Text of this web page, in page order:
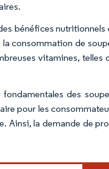
bénéfices
consommation de
vitamines, telles
des
pour les
la demande de
Mordor Intelligence. La